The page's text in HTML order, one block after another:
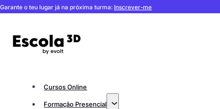
Garante o teu lugar já na próxima turma: Inscrever-me
Cursos Online
Formação Presencial